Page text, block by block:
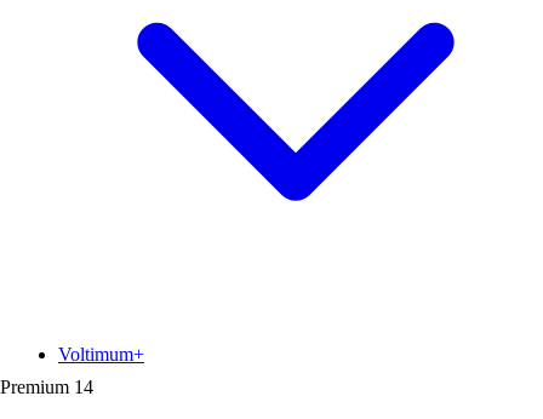
Premium 14
Voltimum+